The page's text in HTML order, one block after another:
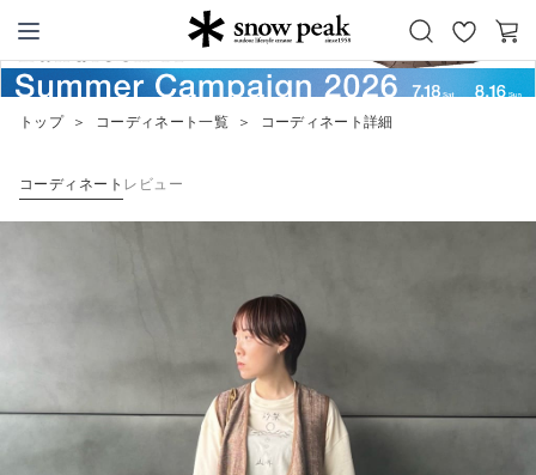
Snow Peak
お
カ
ー
トップ ＞ コーディネート一覧 ＞ コーディネート詳細
コーディネート レビュー